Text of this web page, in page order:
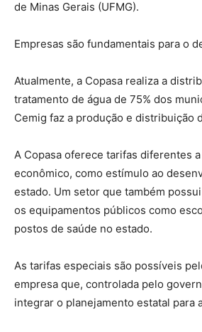
de Minas Gerais (UFMG).
Empresas são fundamentais para o
Atualmente, a Copasa realiza a
tratamento de água de 75% dos
Cemig faz a produção e distribuição
A Copasa oferece tarifas diferentes
econômico, como estímulo ao
estado. Um setor que também
os equipamentos públicos como
postos de saúde no estado.
As tarifas especiais são possíveis
empresa que, controlada pelo
integrar o planejamento estatal para